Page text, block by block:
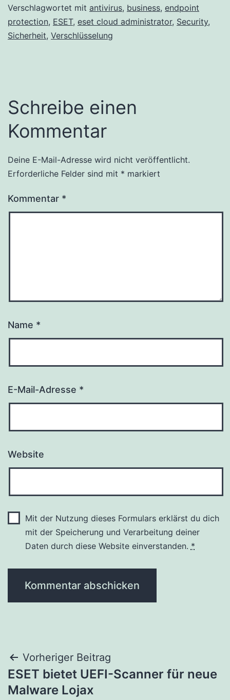
Verschlagwortet mit antivirus, business, endpoint
protection, ESET, eset cloud administrator, Security,
Sicherheit, Verschlüsselung
Schreibe einen
Kommentar
Deine E-Mail-Adresse wird nicht veröffentlicht.
Erforderliche Felder sind mit * markiert
Kommentar *
Name *
E-Mail-Adresse *
Website
Mit der Nutzung dieses Formulars erklärst du dich
mit der Speicherung und Verarbeitung deiner
Daten durch diese Website einverstanden. *
Alternative:
Beitragsnavigation
Vorheriger Beitrag
ESET bietet UEFI-Scanner für neue
Malware Lojax